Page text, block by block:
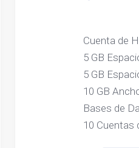
Cuenta de
5 GB
5 GB
10 GB
Bases de
10 Cuentas